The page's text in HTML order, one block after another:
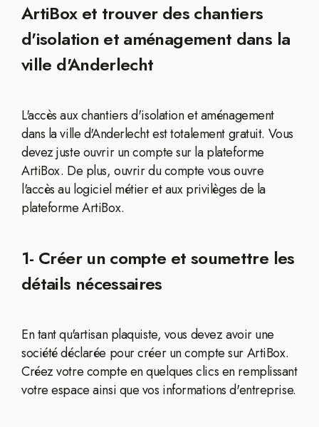
ArtiBox et trouver des chantiers
d'isolation et aménagement dans la
ville d'Anderlecht
L'accès aux chantiers d'isolation et aménagement
dans la ville d'Anderlecht est totalement gratuit. Vous
devez juste ouvrir un compte sur la plateforme
ArtiBox. De plus, ouvrir du compte vous ouvre
l'accès au logiciel métier et aux privilèges de la
plateforme ArtiBox.
1- Créer un compte et soumettre les
détails nécessaires
En tant qu'artisan plaquiste, vous devez avoir une
société déclarée pour créer un compte sur ArtiBox.
Créez votre compte en quelques clics en remplissant
votre espace ainsi que vos informations d'entreprise.